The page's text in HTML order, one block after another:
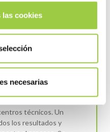
las cookies
necesarias
de
técnicos. Un
los resultados y